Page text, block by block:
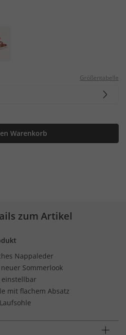
Größentabelle
Warenkorb
zum Artikel
Nappaleder
Sommerlook
einstellbar
mit flachem Absatz